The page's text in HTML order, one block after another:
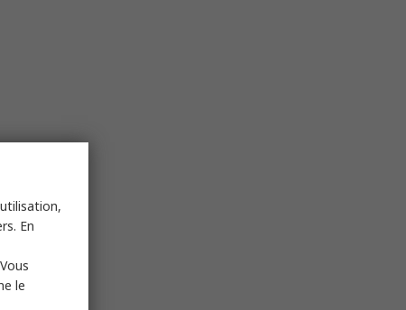
En
le